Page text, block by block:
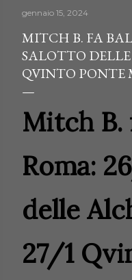
gennaio 15, 2024
MITCH B. FA
SALOTTO
QVINTO PONTE
Mitch B.
Roma:
delle
27/1